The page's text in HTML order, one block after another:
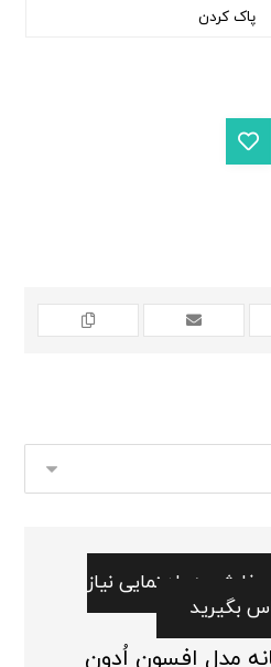
پاک کردن
به راهنمایی نیاز
بگیرید
مدل افسون اُدون